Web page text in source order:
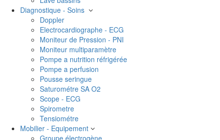
Diagnostique - Soins
Doppler
Electrocardiographe - ECG
Moniteur de Pression - PNI
Moniteur multiparamètre
Pompe a nutrition réfrigérée
Pompe a perfusion
Pousse seringue
Saturométre SA O2
Scope - ECG
Spirometre
Tensiométre
Mobilier - Equipement
Groupe électrogène